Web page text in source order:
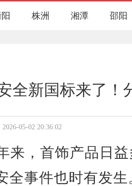
株洲 湘潭 邵阳
全新国标来了！
05-02 20:36:02
来，首饰产品日
全事件也时有发